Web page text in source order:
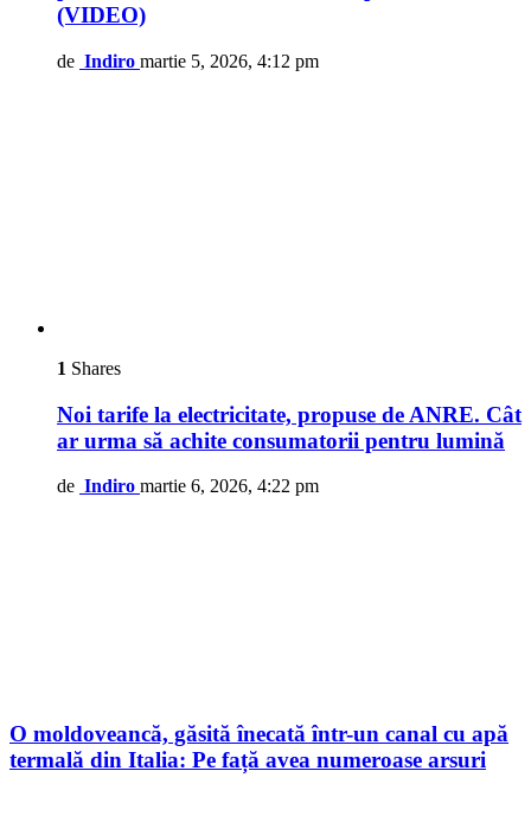
(VIDEO)
de Indiro martie 5, 2026, 4:12 pm
1 Shares
Noi tarife la electricitate, propuse de ANRE. Cât
ar urma să achite consumatorii pentru lumină
de Indiro martie 6, 2026, 4:22 pm
O moldoveancă, găsită înecată într-un canal cu apă
termală din Italia: Pe față avea numeroase arsuri